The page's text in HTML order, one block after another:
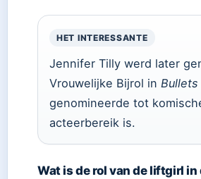
HET INTERESSANTE
Jennifer Tilly werd later
Vrouwelijke Bijrol in Bullets
genomineerde tot
acteerbereik is.
Wat is de rol van de liftgirl in